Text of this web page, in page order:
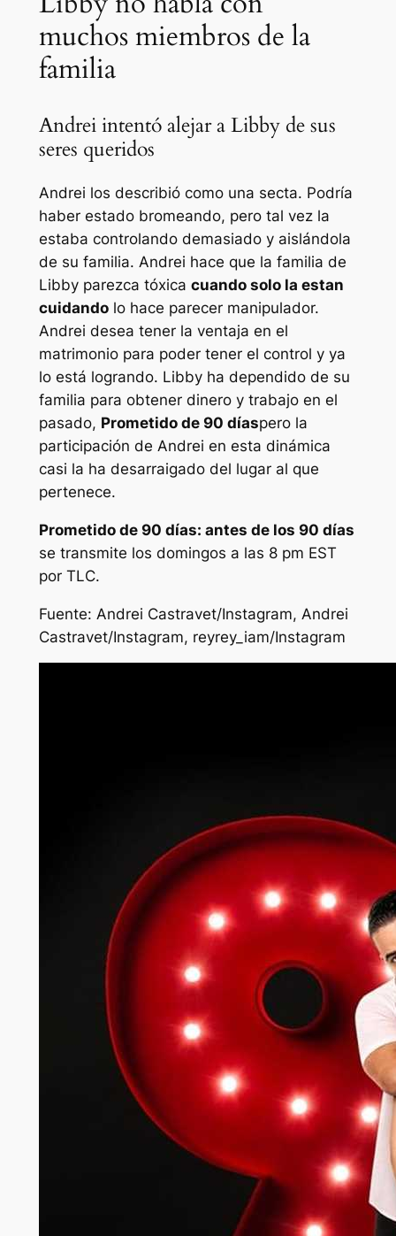
muchos miembros de la
familia
Andrei intentó alejar a Libby de sus
seres queridos
Andrei los describió como una secta. Podría
haber estado bromeando, pero tal vez la
estaba controlando demasiado y aislándola
de su familia. Andrei hace que la familia de
Libby parezca tóxica cuando solo la estan
cuidandolo hace parecer manipulador.
Andrei desea tener la ventaja en el
matrimonio para poder tener el control y ya
lo está logrando. Libby ha dependido de su
familia para obtener dinero y trabajo en el
pasado, Prometido de 90 díaspero la
participación de Andrei en esta dinámica
casi la ha desarraigado del lugar al que
pertenece.
Prometido de 90 días: antes de los 90 días
se transmite los domingos a las 8 pm EST
por TLC.
Fuente: Andrei Castravet/Instagram, Andrei
Castravet/Instagram, reyrey_iam/Instagram